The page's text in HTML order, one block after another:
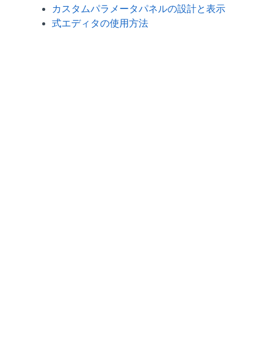
カスタムパラメータパネルの設計と表示
式エディタの使用方法